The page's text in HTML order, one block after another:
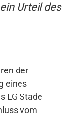
Urteil des
der
eines
LG Stade
vom